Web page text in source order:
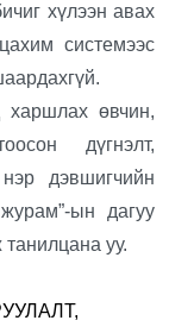
хүлээн авах
системээс
харшлах өвчин,
дүгнэлт,
дэвшигчийн
ын дагуу
танилцана уу.